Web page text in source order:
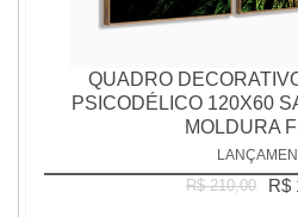
QUADRO
PSICODÉLICO 120X60
MOLDURA
R$ 210,00 R$